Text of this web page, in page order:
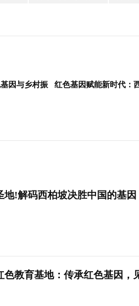
因与乡村振
红色基因赋能新时代：
地!解码西柏坡决胜中国的基因
色教育基地：传承红色基因，